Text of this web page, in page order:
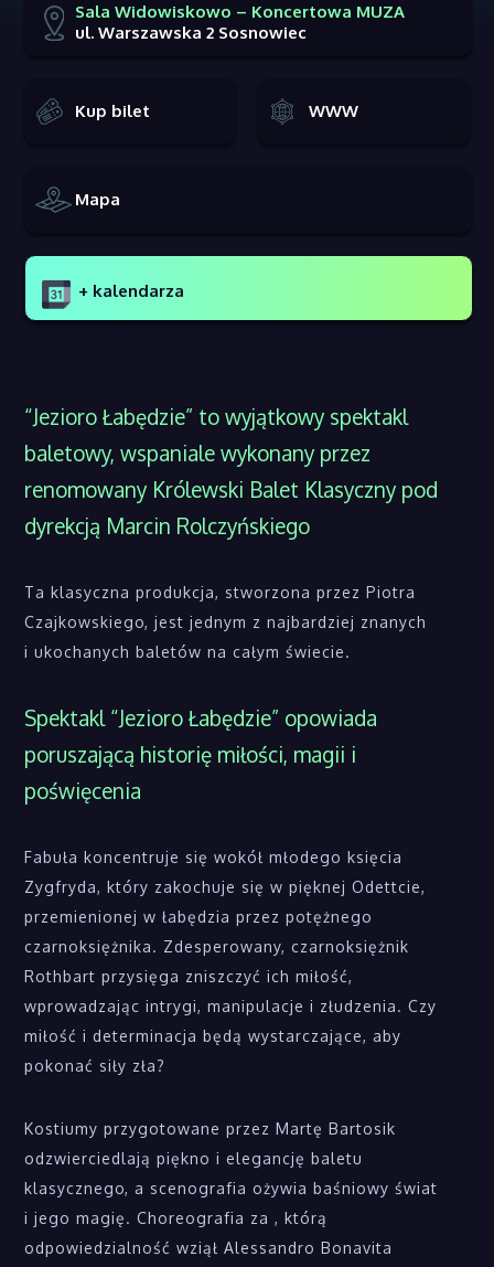
Sala Widowiskowo – Koncertowa MUZA
ul. Warszawska 2 Sosnowiec
Kup bilet WWW
Mapa
+ kalendarza
“Jezioro Łabędzie” to wyjątkowy spektakl
baletowy, wspaniale wykonany przez
renomowany Królewski Balet Klasyczny pod
dyrekcją Marcin Rolczyńskiego
Ta klasyczna produkcja, stworzona przez Piotra
Czajkowskiego, jest jednym z najbardziej znanych
i ukochanych baletów na całym świecie.
Spektakl “Jezioro Łabędzie” opowiada
poruszającą historię miłości, magii i
poświęcenia
Fabuła koncentruje się wokół młodego księcia
Zygfryda, który zakochuje się w pięknej Odettcie,
przemienionej w łabędzia przez potężnego
czarnoksiężnika. Zdesperowany, czarnoksiężnik
Rothbart przysięga zniszczyć ich miłość,
wprowadzając intrygi, manipulacje i złudzenia. Czy
miłość i determinacja będą wystarczające, aby
pokonać siły zła?
Kostiumy przygotowane przez Martę Bartosik
odzwierciedlają piękno i elegancję baletu
klasycznego, a scenografia ożywia baśniowy świat
i jego magię. Choreografia za , którą
odpowiedzialność wziął Alessandro Bonavita